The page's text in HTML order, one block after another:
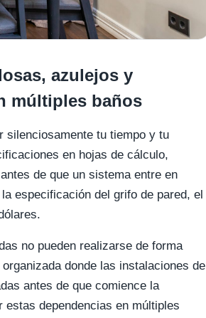
azulejos y
múltiples baños
silenciosamente tu tiempo y tu
en hojas de cálculo,
de que un sistema entre en
especificación del grifo de pared, el
no pueden realizarse de forma
donde las instalaciones de
antes de que comience la
dependencias en múltiples